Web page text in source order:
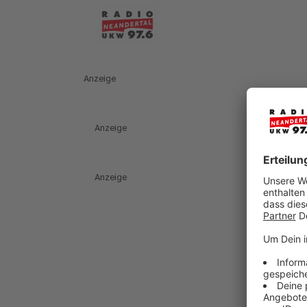
Anzeige
Anzeige
Anzeige